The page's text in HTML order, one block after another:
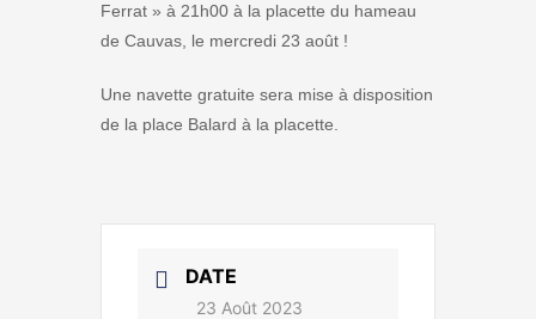
Ferrat » à 21h00 à la placette du hameau
de Cauvas, le mercredi 23 août !
Une navette gratuite sera mise à disposition
de la place Balard à la placette.
DATE
23 Août 2023